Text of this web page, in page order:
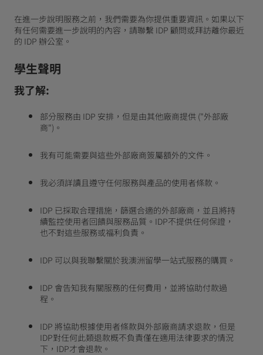
在進一步說明服務之前，我們需要為你提供重要資訊。如果以下
有任何需要進一步說明的內容，請聯繫 IDP 顧問或拜訪離你最近
的 IDP 辦公室。
學生聲明
我了解:
部分服務由 IDP 安排，但是由其他廠商提供 ("外部廠
商")。
我有可能需要與這些外部廠商簽屬額外的文件。
我必須詳讀且遵守任何服務與產品的使用者條款。
IDP 已採取合理措施，篩選合適的外部廠商，並且將持
續監控使用者回饋與服務品質。IDP不提供任何保證，
也不對這些服務或福利負責。
IDP 可以與我聯繫關於我澳洲留學一站式服務的購買。
IDP 會告知我有關服務的任何費用，並將協助付款過
程。
IDP 將協助根據使用者條款與外部廠商請求退款，但是
IDP對任何此類退款概不負責僅在適用法律要求的情況
下，IDP才會退款。